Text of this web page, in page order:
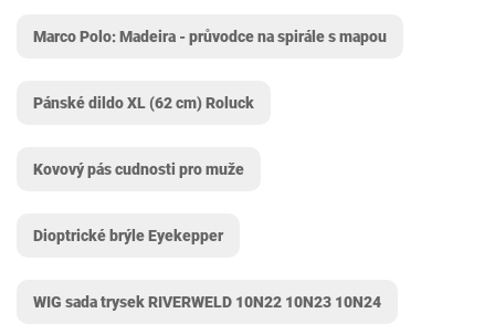
Marco Polo: Madeira - průvodce na spirále s mapou
Pánské dildo XL (62 cm) Roluck
Kovový pás cudnosti pro muže
Dioptrické brýle Eyekepper
WIG sada trysek RIVERWELD ‎10N22 10N23 10N24